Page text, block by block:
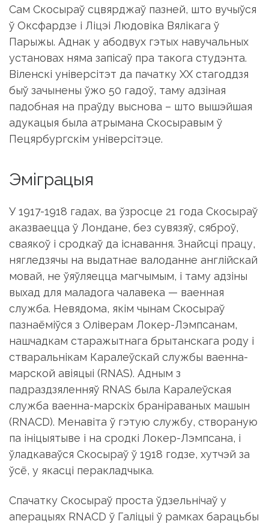
Сам Скосыраў сцвярджаў пазней, што вучыўся
ў Оксфардзе і Ліцэі Людовіка Вялікага ў
Парыжы. Аднак у абодвух гэтых навучальных
установах няма запісаў пра такога студэнта.
Віленскі універсітэт да пачатку ХХ стагоддзя
быў зачынены ўжо 50 гадоў, таму адзіная
падобная на праўду выснова – што вышэйшая
адукацыя была атрымана Скосыравым ў
Пецярбургскім універсітэце.
Эміграцыя
У 1917-1918 гадах, ва ўзросце 21 года Скосыраў
аказваецца ў Лондане, без сувязяў, сяброў,
сваякоў і сродкаў да існавання. Знайсці працу,
нягледзячы на ​​выдатнае валоданне англійскай
мовай, не ўяўляецца магчымым, і таму адзіны
выхад для маладога чалавека — ваенная
служба. Невядома, якім чынам Скосыраў
пазнаёміўся з Оліверам Локер-Лэмпсанам,
нашчадкам старажытнага брытанскага роду і
стваральнікам Каралеўскай службы ваенна-
марской авіяцыі (RNAS). Адным з
падраздзяленняў RNAS была Каралеўская
служба ваенна-марскіх браніраваных машын
(RNACD). Менавіта ў гэтую службу, створаную
па ініцыятыве і на сродкі Локер-Лэмпсана, і
ўладкаваўся Скосыраў ў 1918 годзе, хутчэй за
ўсё, у якасці перакладчыка.
Спачатку Скосыраў проста ўдзельнічаў у
аперацыях RNACD ў Галіцыі ў рамках барацьбы